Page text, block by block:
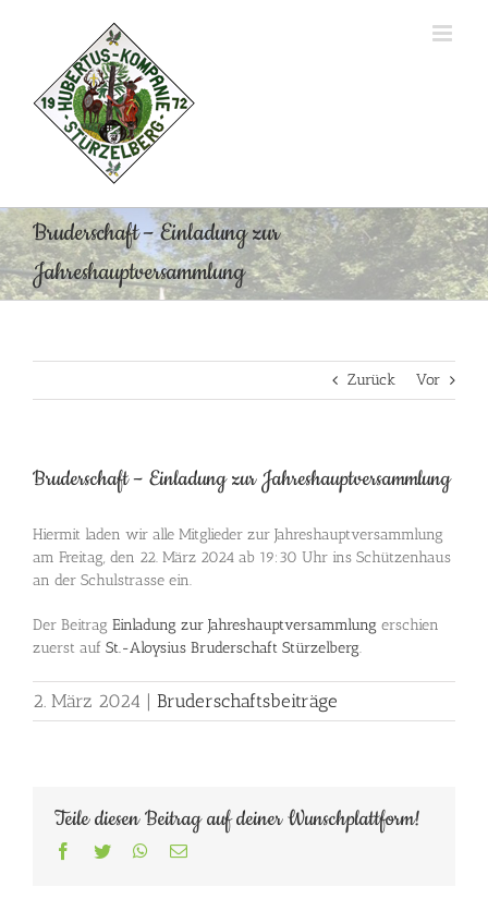
Bruderschaft – Einladung zur
Jahreshauptversammlung
Zurück Vor
Bruderschaft – Einladung zur Jahreshauptversammlung
Hiermit laden wir alle Mitglieder zur Jahreshauptversammlung
am Freitag, den 22. März 2024 ab 19:30 Uhr ins Schützenhaus
an der Schulstrasse ein.
Der Beitrag Einladung zur Jahreshauptversammlung erschien
zuerst auf St.-Aloysius Bruderschaft Stürzelberg.
2. März 2024 | Bruderschaftsbeiträge
Teile diesen Beitrag auf deiner Wunschplattform!
Facebook
Twitter WhatsApp
E-